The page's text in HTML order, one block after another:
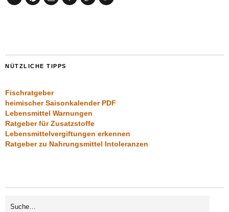
NÜTZLICHE TIPPS
Fischratgeber
heimischer Saisonkalender PDF
Lebensmittel Warnungen
Ratgeber für Zusatzstoffe
Lebensmittelvergiftungen erkennen
Ratgeber zu Nahrungsmittel Intoleranzen